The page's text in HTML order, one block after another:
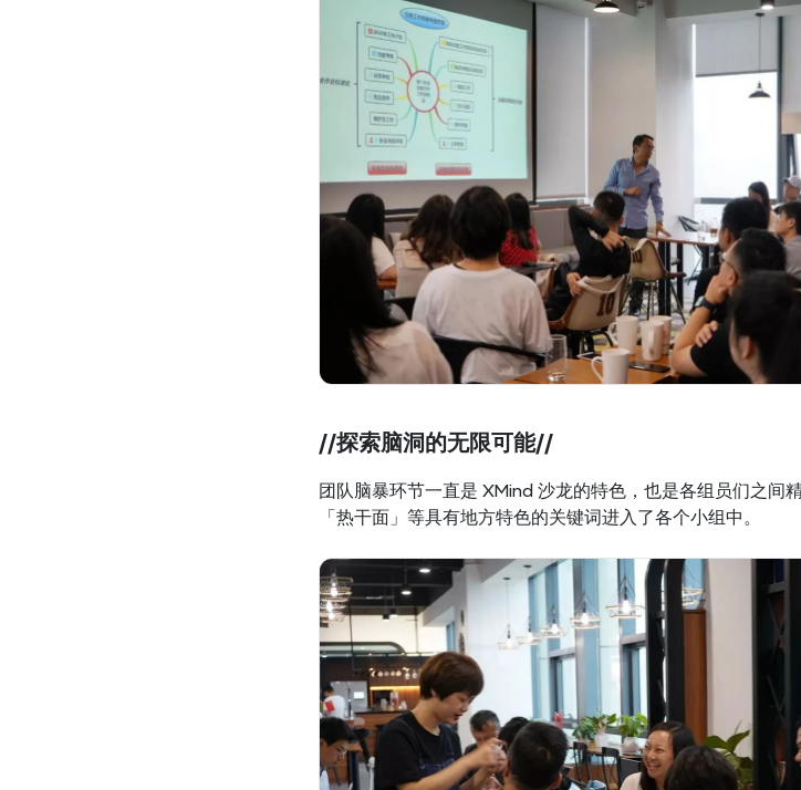
//探索脑洞的无限可能//
团队脑暴环节一直是 XMind 沙龙的特色，也是各组员们之间
「热干面」等具有地方特色的关键词进入了各个小组中。